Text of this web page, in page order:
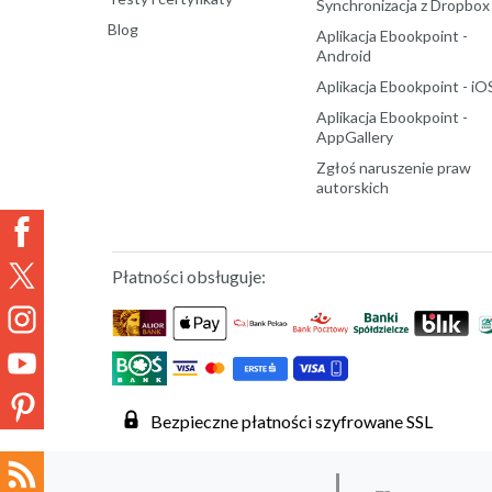
Blog
Synchronizacja z Dropbox
Aplikacja Ebookpoint -
Android
Aplikacja Ebookpoint -
Aplikacja Ebookpoint -
AppGallery
Zgłoś naruszenie praw
autorskich
Płatności obsługuje:
Bezpieczne płatności szyfrowane SSL